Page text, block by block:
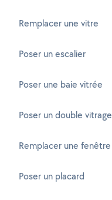
Remplacer une vitre
Poser un escalier
Poser une baie vitrée
Poser un double vitrage
Remplacer une fenêtre
Poser un placard